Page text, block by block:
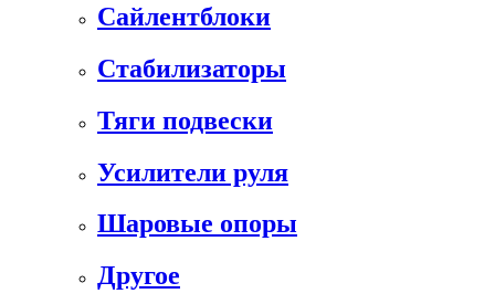
Сайлентблоки
Стабилизаторы
Тяги подвески
Усилители руля
Шаровые опоры
Другое